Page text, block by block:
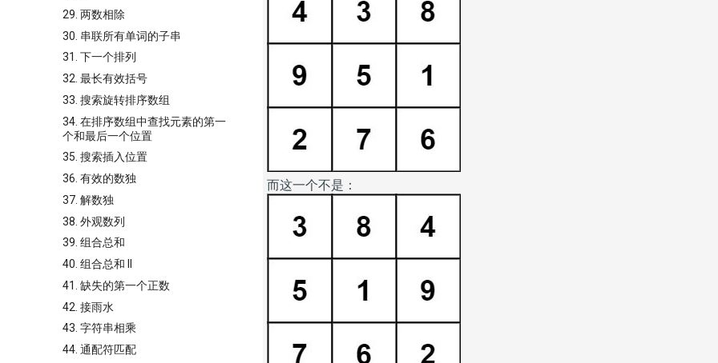
29. 两数相除
30. 串联所有单词的子串
31. 下一个排列
32. 最长有效括号
33. 搜索旋转排序数组
34. 在排序数组中查找元素的第一
个和最后一个位置
35. 搜索插入位置
36. 有效的数独
37. 解数独
38. 外观数列
39. 组合总和
40. 组合总和 II
41. 缺失的第一个正数
42. 接雨水
43. 字符串相乘
44. 通配符匹配